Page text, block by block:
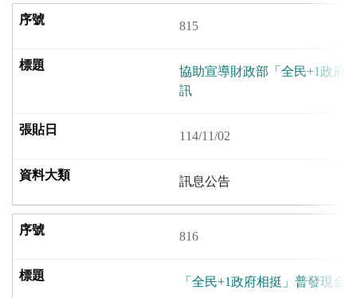
815
協助宣導財政部「全民+1政府
訊
114/11/02
訊息公告
816
「全民+1政府相挺」普發現金